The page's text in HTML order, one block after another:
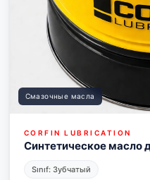
Смазочные масла
CORFIN LUBRICATION
Синтетическое масло
Sınıf: Зубчатый